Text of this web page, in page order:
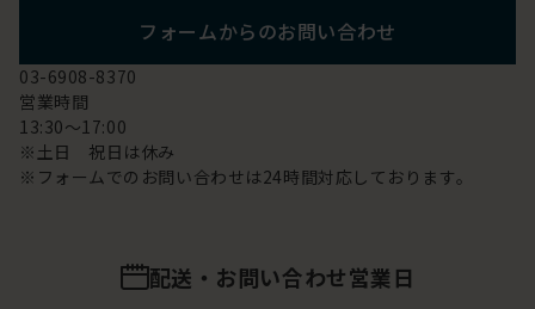
フォームからのお問い合わせ
03-6908-8370
営業時間
13:30～17:00
※土日 祝日は休み
※フォームでのお問い合わせは24時間対応しております。
配送・お問い合わせ営業日